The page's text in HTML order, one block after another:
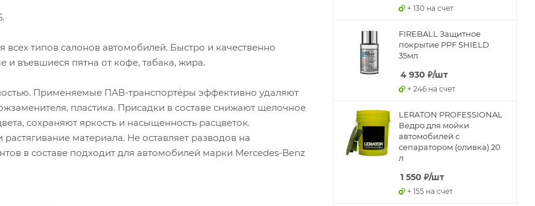
типов салонов автомобилей. Быстро и качественно
и въевшиеся пятна от кофе, табака, жира.
Применяемые ПАВ-транспортёры эффективно удаляют
пластика. Присадки в составе снижают щелочное
сохраняют яркость и насыщенность расцветок.
материала. Не оставляет разводов на
в составе подходит для автомобилей марки Mercedes-Benz
+ 130 на счет
FIREBALL Защитное
покрытие PPF SHIELD
35мл
4 930 ₽/шт
+ 246 на счет
LERATON PROFESSIONAL
Ведро для мойки
автомобилей с
сепаратором (оливка) 20
л
1 550 ₽/шт
+ 155 на счет